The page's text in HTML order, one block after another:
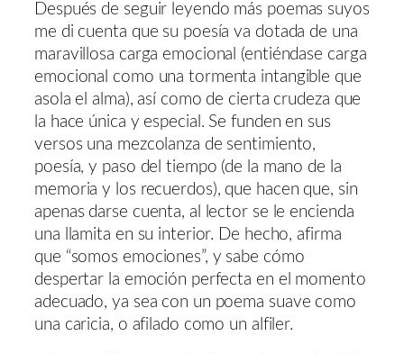
Después de seguir leyendo más poemas suyos
me di cuenta que su poesía va dotada de una
maravillosa carga emocional (entiéndase carga
emocional como una tormenta intangible que
asola el alma), así como de cierta crudeza que
la hace única y especial. Se funden en sus
versos una mezcolanza de sentimiento,
poesía, y paso del tiempo (de la mano de la
memoria y los recuerdos), que hacen que, sin
apenas darse cuenta, al lector se le encienda
una llamita en su interior. De hecho, afirma
que “somos emociones”, y sabe cómo
despertar la emoción perfecta en el momento
adecuado, ya sea con un poema suave como
una caricia, o afilado como un alfiler.